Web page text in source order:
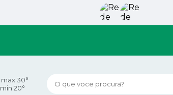
O que voce procura?
max 30°
min 20°